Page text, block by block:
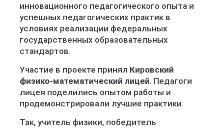
инновационного педагогического опыта и
успешных педагогических практик в
условиях реализации федеральных
государственных образовательных
стандартов.
Участие в проекте принял Кировский
физико-математический лицей. Педагоги
лицея поделились опытом работы и
продемонстрировали лучшие практики.
Так, учитель физики, победитель